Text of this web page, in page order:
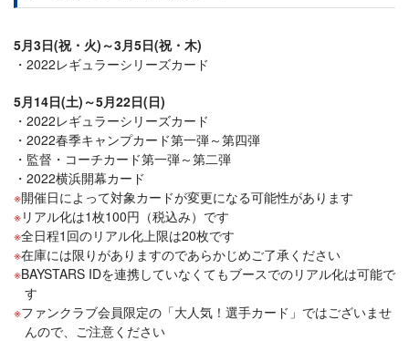
5月3日(祝・火)～3月5日(祝・木)
2022レギュラーシリーズカード
5月14日(土)～5月22日(日)
2022レギュラーシリーズカード
2022春季キャンプカード第一弾～第四弾
監督・コーチカード第一弾～第二弾
2022横浜開幕カード
開催日によって対象カードが変更になる可能性があります
リアル化は1枚100円（税込み）です
全日程1回のリアル化上限は20枚です
在庫には限りがありますのであらかじめご了承ください
BAYSTARS IDを連携していなくてもブースでのリアル化は可能で
す
ファンクラブ会員限定の「大人気！選手カード」ではございませ
んので、ご注意ください